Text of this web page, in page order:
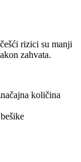
rizici su manji
zahvata.
količina